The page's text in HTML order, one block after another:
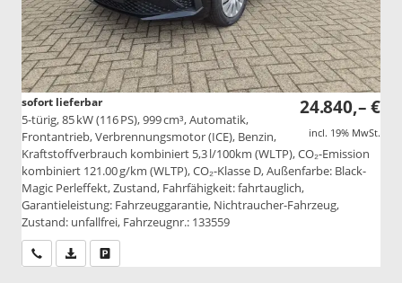
24.840,– €
incl. 19% MwSt.
sofort lieferbar
5-türig, 85 kW (116 PS), 999 cm³, Automatik,
Frontantrieb, Verbrennungsmotor (ICE), Benzin,
Kraftstoffverbrauch kombiniert 5,3 l/100km (WLTP), CO₂-Emission
kombiniert 121.00 g/km (WLTP), CO₂-Klasse D, Außenfarbe: Black-
Magic Perleffekt, Zustand, Fahrfähigkeit: fahrtauglich,
Garantieleistung: Fahrzeuggarantie, Nichtraucher-Fahrzeug,
Zustand: unfallfrei, Fahrzeugnr.: 133559
Wir rufen Sie anPDF-Datei, Fahrzeugexposé drucken